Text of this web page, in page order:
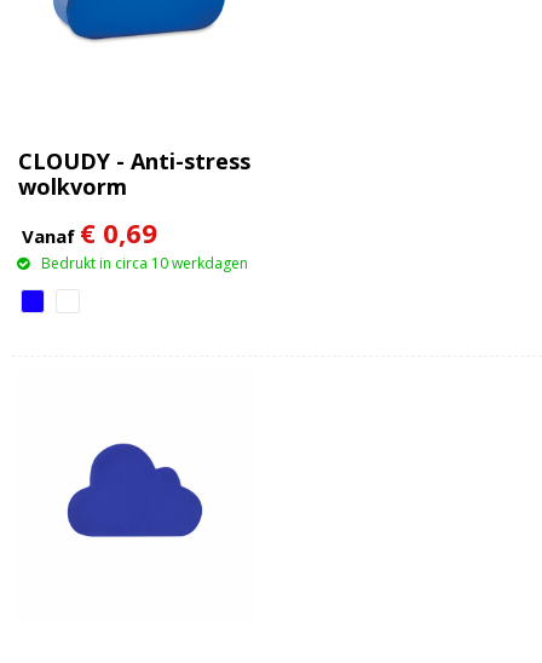
CLOUDY - Anti-stress
wolkvorm
Vanaf € 0,69
Bedrukt in circa 10 werkdagen